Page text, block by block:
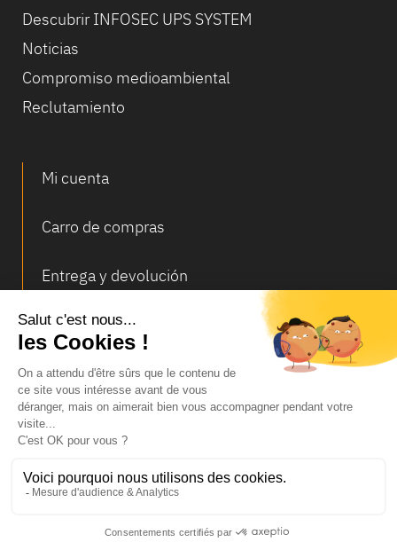
Descubrir INFOSEC UPS SYSTEM
Noticias
Compromiso medioambiental
Reclutamiento
Mi cuenta
Carro de compras
Entrega y devolución
Ofertas Especiales
Notas legales